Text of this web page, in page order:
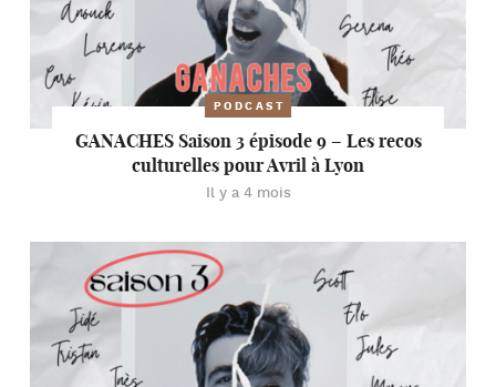
PODCAST
GANACHES Saison 3 épisode 9 – Les recos
culturelles pour Avril à Lyon
Il y a 4 mois